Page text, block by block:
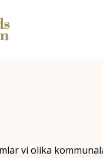
vi olika